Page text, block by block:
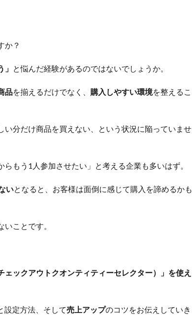
か？
と悩んだ経験があるのではないでしょうか。
品を揃えるだけでなく、 購入しやすい環境を整えるこ
い分だけ商品を買えない、という状況に陥っていませ
もう1人参加させたい」と考える企業も多いはず。
いとなると、お客様は面倒に感じて購入を諦めるかも
ことです。
ックアウトクオンティティーセレクター）」を使え
設定方法、そして売上アップのコツをお伝えしていき